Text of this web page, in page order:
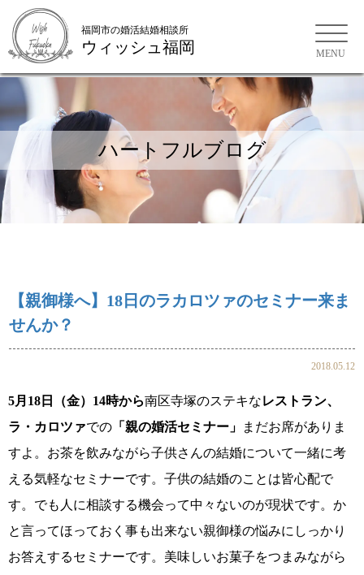
福岡市の婚活結婚相談所
コース・料金・入会案内
福岡市の婚活結婚相談所
ウィッシュ福岡
ハートフルブログ
【親御様へ】18日のラカロツァのセミナー来ま
せんか？
2018.05.12
5月18日（金）14時から南区寺塚のステキなレストラン、
ラ・カロツァでの 「親の婚活セミナー」
まだお席がありま
すよ。お茶を飲みながら子供さんの結婚について一緒に考
える気軽なセミナーです。子供の結婚のことは皆心配で
す。でも人に相談する機会って中々ないのが現状です。か
と言ってほっておく事も出来ない親御様の悩みにしっかり
お答えするセミナーです。美味しいお菓子をつまみながら